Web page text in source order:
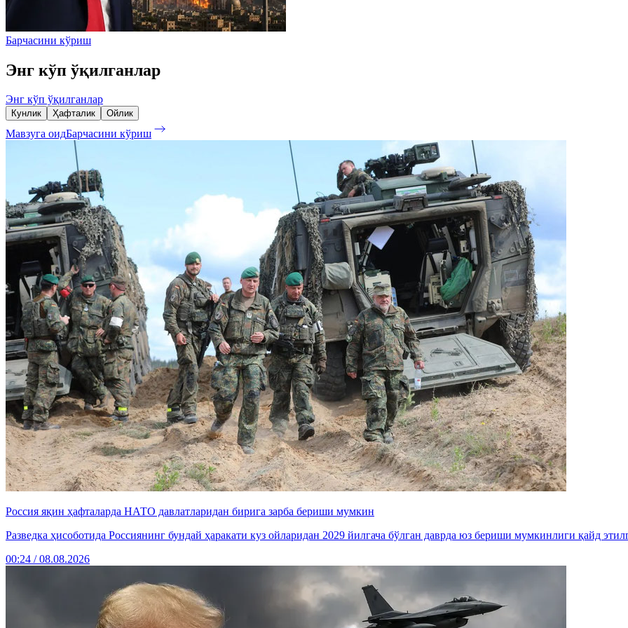
Барчасини кўриш
Энг кўп ўқилганлар
Энг кўп ўқилганлар
Кунлик Ҳафталик Ойлик
Мавзуга оидБарчасини кўриш
Россия яқин ҳафталарда НАТО давлатларидан бирига зарба бериши мумкин
Разведка ҳисоботида Россиянинг бундай ҳаракати куз ойларидан 2029 йилгача бўлган даврда юз бериши мумкинлиги қайд
00:24 / 08.08.2026